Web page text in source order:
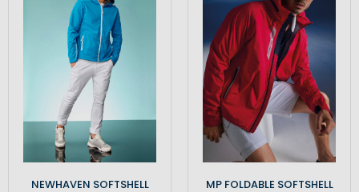
NEWHAVEN SOFTSHELL
MP FOLDABLE SOFTSHELL